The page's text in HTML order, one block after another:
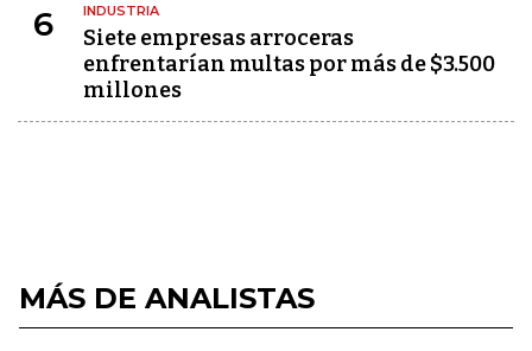
6 INDUSTRIA
Siete empresas arroceras
enfrentarían multas por más de $3.500
millones
MÁS DE ANALISTAS